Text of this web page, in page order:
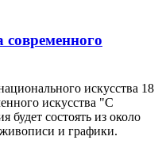
современного
искусства 18
искусства "С
будет состоять из около
и графики.